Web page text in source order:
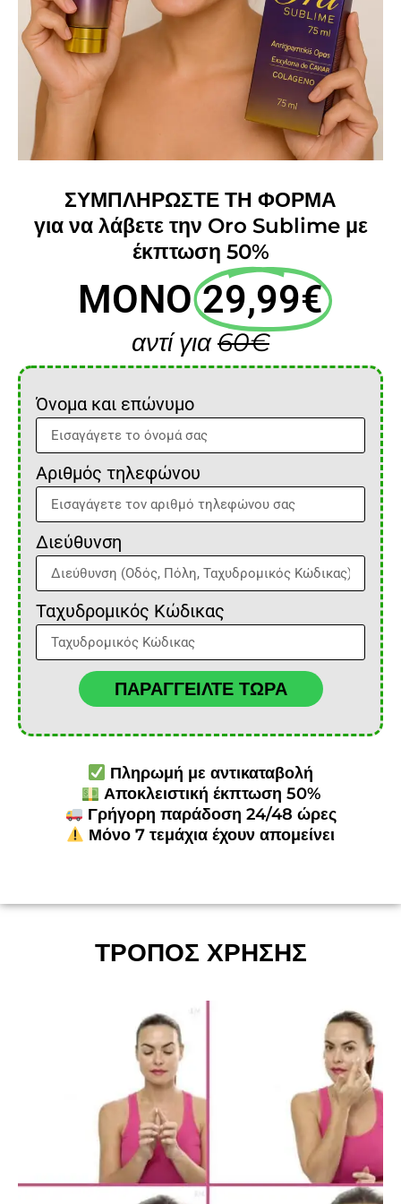
ΣΥΜΠΛΗΡΩΣΤΕ ΤΗ ΦΟΡΜΑ
για να λάβετε την Oro Sublime με
έκπτωση 50%
ΜΟΝΟ 29,99€
αντί για60€
Όνομα και επώνυμο
Αριθμός τηλεφώνου
Διεύθυνση
Ταχυδρομικός Κώδικας
ΠΑΡΑΓΓΕΙΛΤΕ ΤΩΡΑ
Πληρωμή με αντικαταβολή
Αποκλειστική έκπτωση 50%
Γρήγορη παράδοση 24/48 ώρες
Μόνο 7 τεμάχια έχουν απομείνει
ΤΡΟΠΟΣ ΧΡΗΣΗΣ